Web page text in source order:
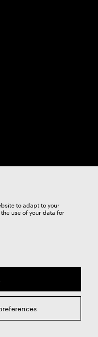
right reserved
Studio 9
to adapt to your
use of your data for